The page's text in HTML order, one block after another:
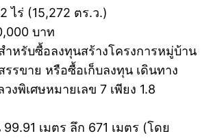
ไร่ (15,272 ตร.ว.)
บาท
ำหรับซื้อลงทุนสร้างโครงการหมู่บ้าน
รขาย หรือซื้อเก็บลงทุน เดินทาง
งพิเศษหมายเลข 7 เพียง 1.8
เมตร ลึก 671 เมตร (โดย